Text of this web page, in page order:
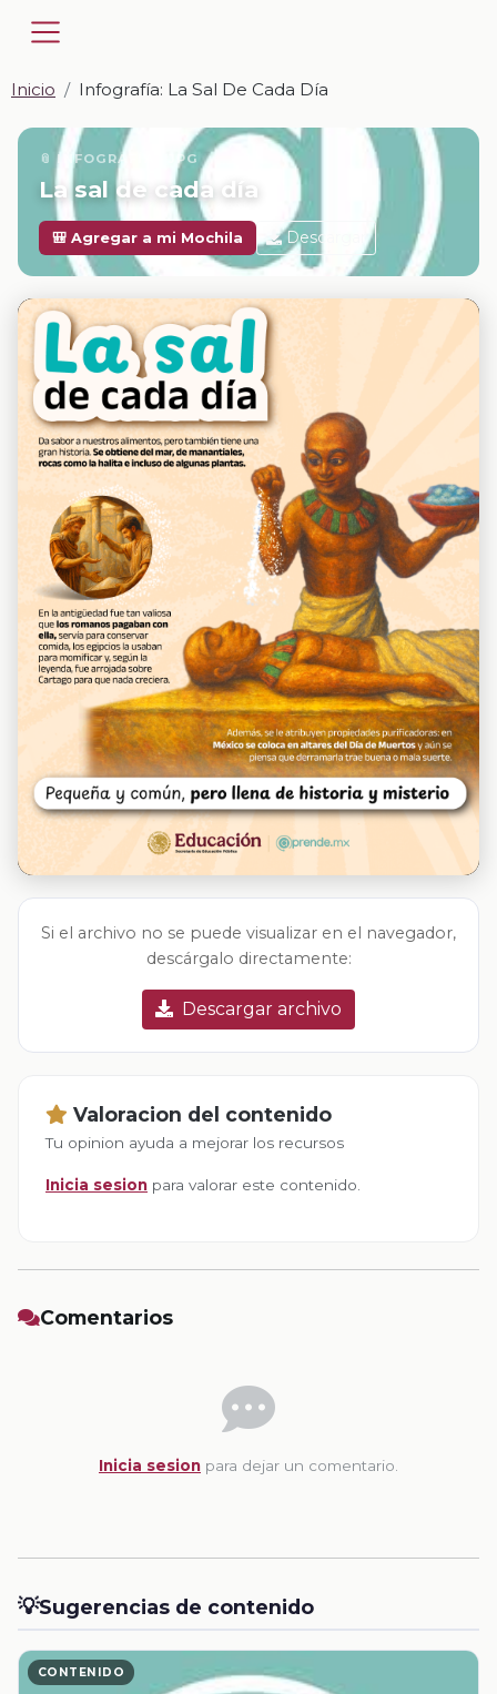
Inicio Infografía: La Sal De Cada Día
📎 INFOGRAFÍA · JPG
La sal de cada día
🎒 Agregar a mi Mochila Descargar
Si el archivo no se puede visualizar en el navegador,
descárgalo directamente:
Descargar archivo
Valoracion del contenido
Tu opinion ayuda a mejorar los recursos
Inicia sesion para valorar este contenido.
Comentarios
Inicia sesion para dejar un comentario.
💡Sugerencias de contenido
CONTENIDO